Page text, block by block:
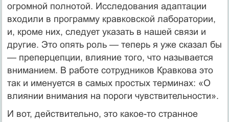
огромной полнотой. Исследования адаптации
входили в программу кравковской лаборатории,
и, кроме них, следует указать в нашей связи и
другие. Это опять роль — теперь я уже сказал бы
— преперцепции, влияние того, что называется
вниманием. В работе сотрудников Кравкова это
так и именуется в самых простых терминах: «О
влиянии внимания на пороги чувствительности».
И вот, действительно, это какое-то странное